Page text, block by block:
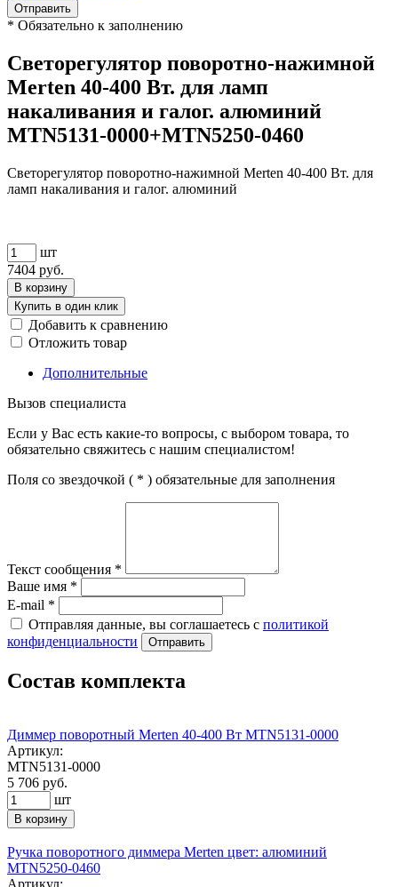
Отправить
* Обязательно к заполнению
Светорегулятор поворотно-нажимной
Merten 40-400 Вт. для ламп
накаливания и галог. алюминий
MTN5131-0000+MTN5250-0460
Светорегулятор поворотно-нажимной Merten 40-400 Вт. для
ламп накаливания и галог. алюминий
шт
7404 руб.
В корзину
Купить в один клик
Добавить к сравнению
Отложить товар
Дополнительные
Вызов специалиста
Если у Вас есть какие-то вопросы, с выбором товара, то
обязательно свяжитесь с нашим специалистом!
Поля со звездочкой ( * ) обязательные для заполнения
Текст сообщения *
Ваше имя *
E-mail *
Отправляя данные, вы соглашаетесь с политикой
конфиденциальности
Отправить
Состав комплекта
Диммер поворотный Merten 40-400 Вт MTN5131-0000
Артикул:
MTN5131-0000
5 706 руб.
шт
В корзину
Ручка поворотного диммера Merten цвет: алюминий
MTN5250-0460
Артикул: